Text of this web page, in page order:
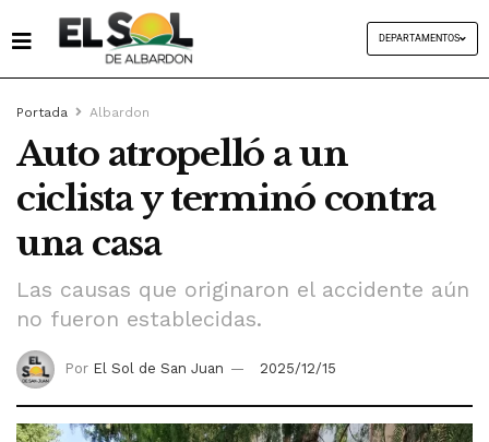
DEPARTAMENTOS
Portada Albardon
Auto atropelló a un
ciclista y terminó contra
una casa
Las causas que originaron el accidente aún
no fueron establecidas.
Por El Sol de San Juan 2025/12/15